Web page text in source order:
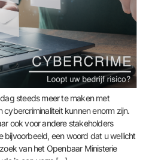
steeds meer te maken met
kunnen enorm zijn.
ook voor andere stakeholders
bijvoorbeeld, een woord dat u wellicht
van het Openbaar Ministerie